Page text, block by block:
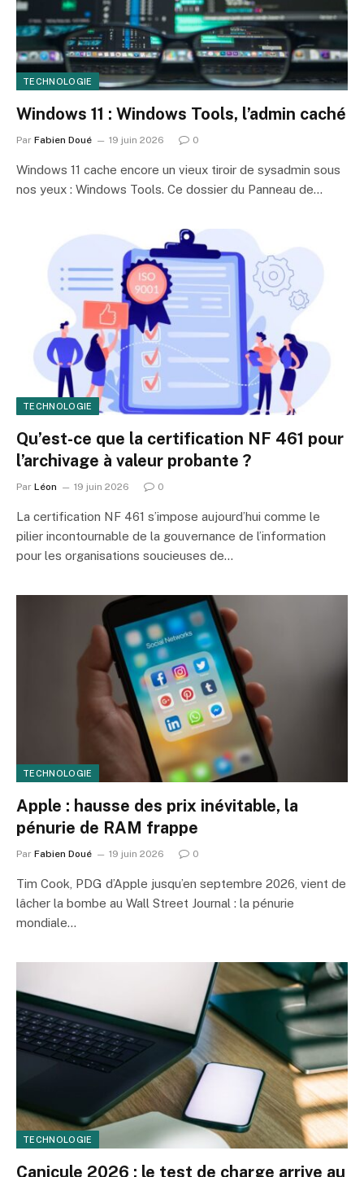
TECHNOLOGIE
Windows 11 : Windows Tools, l’admin caché
Par Fabien Doué 19 juin 2026 0
Windows 11 cache encore un vieux tiroir de sysadmin sous
nos yeux : Windows Tools. Ce dossier du Panneau de…
TECHNOLOGIE
Qu’est-ce que la certification NF 461 pour
l’archivage à valeur probante ?
Par Léon 19 juin 2026 0
La certification NF 461 s’impose aujourd’hui comme le
pilier incontournable de la gouvernance de l’information
pour les organisations soucieuses de…
TECHNOLOGIE
Apple : hausse des prix inévitable, la
pénurie de RAM frappe
Par Fabien Doué 19 juin 2026 0
Tim Cook, PDG d’Apple jusqu’en septembre 2026, vient de
lâcher la bombe au Wall Street Journal : la pénurie
mondiale…
TECHNOLOGIE
Canicule 2026 : le test de charge arrive au